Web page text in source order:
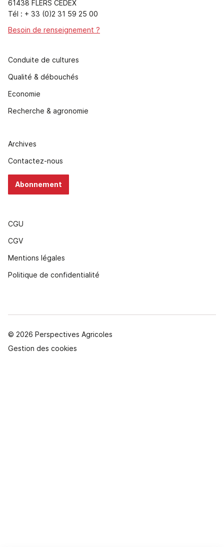
61438 FLERS CEDEX
Tél : + 33 (0)2 31 59 25 00
Besoin de renseignement ?
Conduite de cultures
Qualité & débouchés
Economie
Recherche & agronomie
Archives
Contactez-nous
Abonnement
CGU
CGV
Mentions légales
Politique de confidentialité
© 2026 Perspectives Agricoles
Gestion des cookies